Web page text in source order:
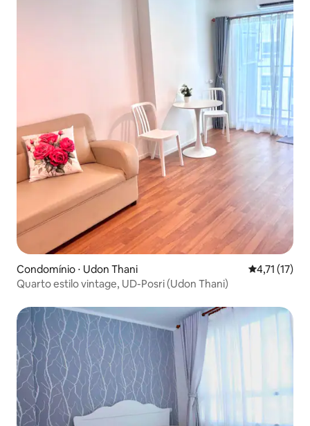
Condomínio ⋅ Udon Thani 4,71 de uma
4,71 (17)
Quarto estilo vintage, UD-Posri (Udon Thani)